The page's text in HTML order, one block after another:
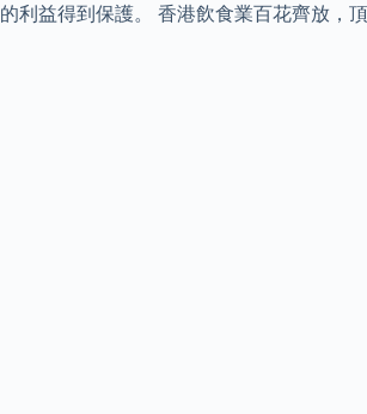
的利益得到保護。 香港飲食業百花齊放，